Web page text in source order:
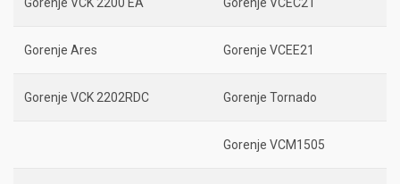
Gorenje Ares Gorenje VCEE21
Gorenje VCK 2202RDC Gorenje Tornado
Gorenje VCM1505